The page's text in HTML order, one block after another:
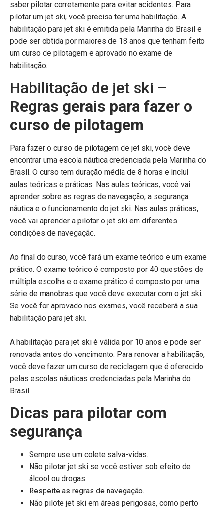
saber pilotar corretamente para evitar acidentes. Para
pilotar um jet ski, você precisa ter uma habilitação. A
habilitação para jet ski é emitida pela Marinha do Brasil e
pode ser obtida por maiores de 18 anos que tenham feito
um curso de pilotagem e aprovado no exame de
habilitação.
Habilitação de jet ski –
Regras gerais para fazer o
curso de pilotagem
Para fazer o curso de pilotagem de jet ski, você deve
encontrar uma escola náutica credenciada pela Marinha do
Brasil. O curso tem duração média de 8 horas e inclui
aulas teóricas e práticas. Nas aulas teóricas, você vai
aprender sobre as regras de navegação, a segurança
náutica e o funcionamento do jet ski. Nas aulas práticas,
você vai aprender a pilotar o jet ski em diferentes
condições de navegação.
Ao final do curso, você fará um exame teórico e um exame
prático. O exame teórico é composto por 40 questões de
múltipla escolha e o exame prático é composto por uma
série de manobras que você deve executar com o jet ski.
Se você for aprovado nos exames, você receberá a sua
habilitação para jet ski.
A habilitação para jet ski é válida por 10 anos e pode ser
renovada antes do vencimento. Para renovar a habilitação,
você deve fazer um curso de reciclagem que é oferecido
pelas escolas náuticas credenciadas pela Marinha do
Brasil.
Dicas para pilotar com
segurança
Sempre use um colete salva-vidas.
Não pilotar jet ski se você estiver sob efeito de
álcool ou drogas.
Respeite as regras de navegação.
Não pilote jet ski em áreas perigosas, como perto